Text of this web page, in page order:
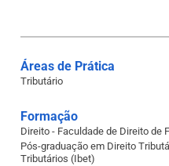
Áreas de Prática
Tributário
Formação
Direito - Faculdade de Direito de
Pós-graduação em Direito
Tributários (Ibet)